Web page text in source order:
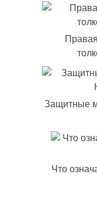
Защитные
Что